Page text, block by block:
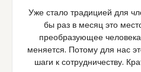
Уже стало традицией для
бы раз в месяц это
преобразующее
меняется. Потому для нас
шаги к сотрудничеству.